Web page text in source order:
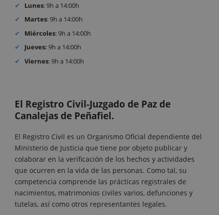
Lunes: 9h a 14:00h
Martes: 9h a 14:00h
Miércoles: 9h a 14:00h
Jueves: 9h a 14:00h
Viernes: 9h a 14:00h
El Registro Civil-Juzgado de Paz de
Canalejas de Peñafiel.
El Registro Civil es un Organismo Oficial dependiente del
Ministerio de Justicia que tiene por objeto publicar y
colaborar en la verificación de los hechos y actividades
que ocurren en la vida de las personas. Como tal, su
competencia comprende las prácticas registrales de
nacimientos, matrimonios civiles varios, defunciones y
tutelas, así como otros representantes legales.